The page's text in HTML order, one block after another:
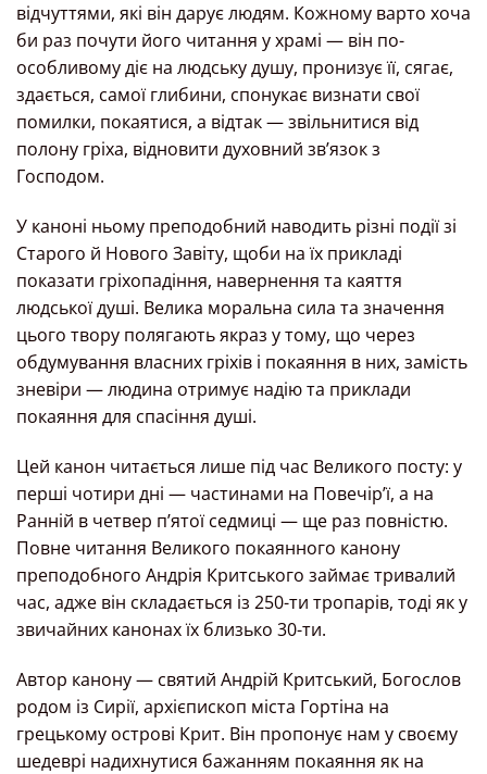
відчуттями, які він дарує людям. Кожному варто хоча
би раз почути його читання у храмі — він по-
особливому діє на людську душу, пронизує її, сягає,
здається, самої глибини, спонукає визнати свої
помилки, покаятися, а відтак — звільнитися від
полону гріха, відновити духовний зв’язок з
Господом.
У каноні ньому преподобний наводить різні події зі
Старого й Нового Завіту, щоби на їх прикладі
показати гріхопадіння, навернення та каяття
людської душі. Велика моральна сила та значення
цього твору полягають якраз у тому, що через
обдумування власних гріхів і покаяння в них, замість
зневіри — людина отримує надію та приклади
покаяння для спасіння душі.
Цей канон читається лише під час Великого посту: у
перші чотири дні — частинами на Повечір’ї, а на
Ранній в четвер п’ятої седмиці — ще раз повністю.
Повне читання Великого покаянного канону
преподобного Андрія Критського займає тривалий
час, адже він складається із 250-ти тропарів, тоді як у
звичайних канонах їх близько 30-ти.
Автор канону — святий Андрій Критський, Богослов
родом із Сирії, архієпископ міста Гортіна на
грецькому острові Крит. Він пропонує нам у своєму
шедеврі надихнутися бажанням покаяння як на